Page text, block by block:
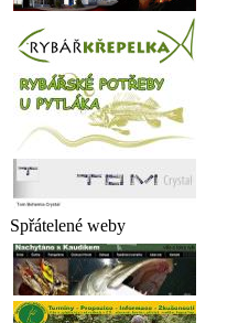
Spřátelené weby